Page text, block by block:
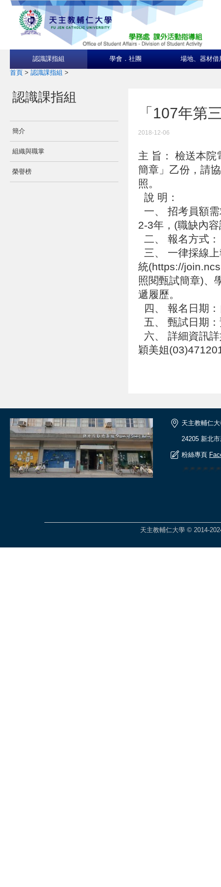
認識課指組 學會．社團 場地、器材借
首頁 > 認識課指組 >
認識課指組
簡介
組織與職掌
榮譽榜
「107年第
2018-12-06
主 旨： 檢送本院
簡章」乙份，請
照。
說 明：
一、 招考員額
2-3年，(職缺內
二、 報名方式
三、 一律採線
統(https://
照閱甄試簡章)、
遞履歷。
四、 報名日期
五、 甄試日期
六、 詳細資訊
穎美姐
天主教輔仁
24205 新北
粉絲專頁
天主教輔仁大學 © 2014-